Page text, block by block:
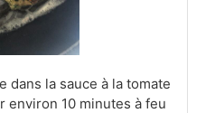
dans la sauce à la tomate
environ 10 minutes à feu